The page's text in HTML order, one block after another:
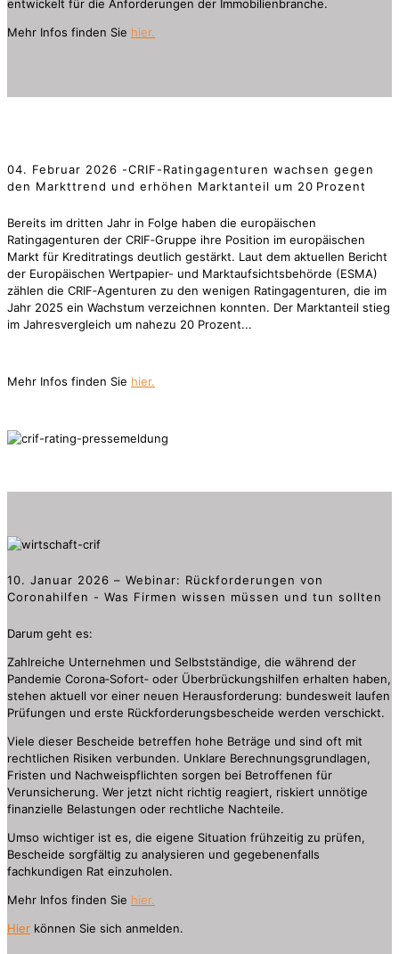
entwickelt für die Anforderungen der Immobilienbranche.
Mehr Infos finden Sie hier.
04. Februar 2026 -CRIF-Ratingagenturen wachsen gegen
den Markttrend und erhöhen Marktanteil um 20 Prozent
Bereits im dritten Jahr in Folge haben die europäischen
Ratingagenturen der CRIF‑Gruppe ihre Position im europäischen
Markt für Kreditratings deutlich gestärkt. Laut dem aktuellen Bericht
der Europäischen Wertpapier- und Marktaufsichtsbehörde (ESMA)
zählen die CRIF‑Agenturen zu den wenigen Ratingagenturen, die im
Jahr 2025 ein Wachstum verzeichnen konnten. Der Marktanteil stieg
im Jahresvergleich um nahezu 20 Prozent...
Mehr Infos finden Sie hier.
10. Januar 2026 – Webinar: Rückforderungen von
Coronahilfen - Was Firmen wissen müssen und tun sollten
Darum geht es:
Zahlreiche Unternehmen und Selbstständige, die während der
Pandemie Corona‑Sofort‑ oder Überbrückungshilfen erhalten haben,
stehen aktuell vor einer neuen Herausforderung: bundesweit laufen
Prüfungen und erste Rückforderungsbescheide werden verschickt.
Viele dieser Bescheide betreffen hohe Beträge und sind oft mit
rechtlichen Risiken verbunden. Unklare Berechnungsgrundlagen,
Fristen und Nachweispflichten sorgen bei Betroffenen für
Verunsicherung. Wer jetzt nicht richtig reagiert, riskiert unnötige
finanzielle Belastungen oder rechtliche Nachteile.
Umso wichtiger ist es, die eigene Situation frühzeitig zu prüfen,
Bescheide sorgfältig zu analysieren und gegebenenfalls
fachkundigen Rat einzuholen.
Mehr Infos finden Sie hier.
Hier können Sie sich anmelden.